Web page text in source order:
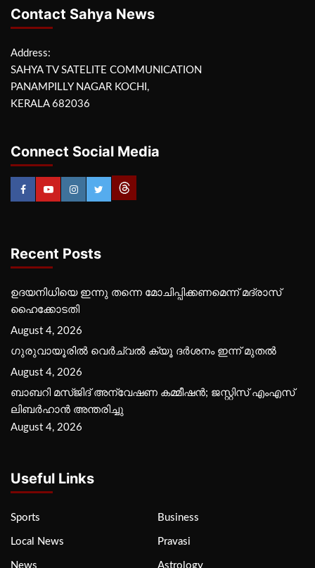
Contact Sahya News
Address:
SAHYA TV SATELITE COMMUNICATION
PANAMPILLY NAGAR KOCHI,
KERALA 682036
Connect Social Media
Recent Posts
ഉദയനിധിയെ ഇന്നു തന്നെ മോചിപ്പിക്കണമെന്ന് മദ്രാസ്
ഹൈക്കോടതി
August 4, 2026
ഗുരുവായൂരില്‍ വെര്‍ച്വല്‍ ക്യൂ ദര്‍ശനം ഇന്ന് മുതല്‍
August 4, 2026
ബാബറി മസ്ജിദ് അന്വേഷണ കമ്മീഷന്‍; ജസ്റ്റിസ് എംഎസ്
ലിബര്‍ഹാന്‍ അന്തരിച്ചു
August 4, 2026
Useful Links
Sports Business
Local News Pravasi
News Astrology